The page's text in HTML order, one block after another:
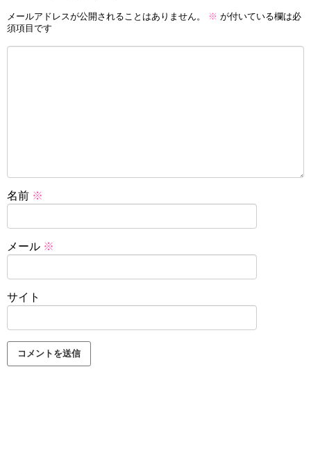
メールアドレスが公開されることはありません。 ※ が付いている欄は必
須項目です
名前 ※
メール ※
サイト